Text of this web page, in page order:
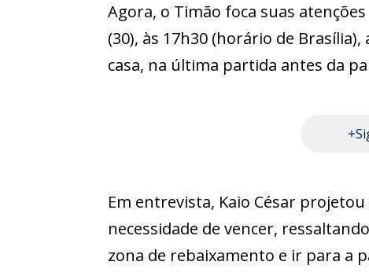
Agora, o Timão foca suas
(30), às 17h30 (horário de
casa, na última partida antes da
+
Em entrevista, Kaio César
necessidade de vencer,
zona de rebaixamento e ir para a